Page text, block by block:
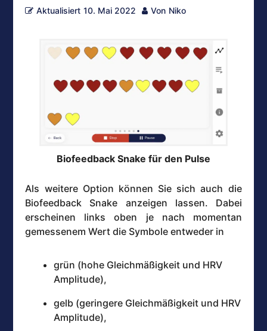
Aktualisiert 10. Mai 2022 Von Niko
Biofeedback Snake für den Pulse
Als weitere Option können Sie sich auch die
Biofeedback Snake anzeigen lassen. Dabei
erscheinen links oben je nach momentan
gemessenem Wert die Symbole entweder in
grün (hohe Gleichmäßigkeit und HRV
Amplitude),
gelb (geringere Gleichmäßigkeit und HRV
Amplitude),